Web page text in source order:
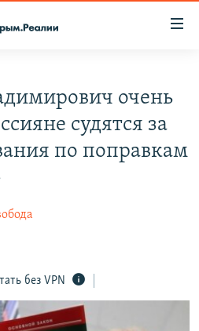
очень
судятся за
по поправкам
без VPN